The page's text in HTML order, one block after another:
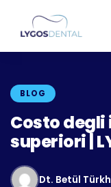
BLOG
Costo
superiori |
Dt. Betül